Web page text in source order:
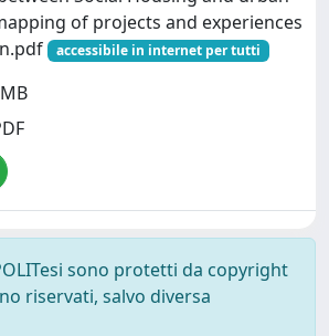
of projects and experiences
accessibile in internet per tutti
sono protetti da copyright
riservati, salvo diversa